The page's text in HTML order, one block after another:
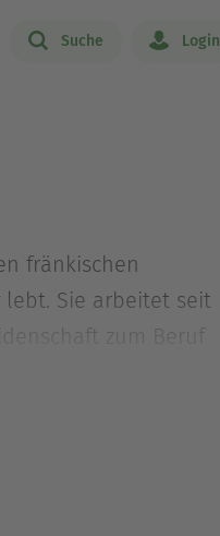
Suche Login
fränkischen
Sie arbeitet seit
zum Beruf